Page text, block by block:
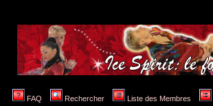
FAQ Rechercher Liste des Membres